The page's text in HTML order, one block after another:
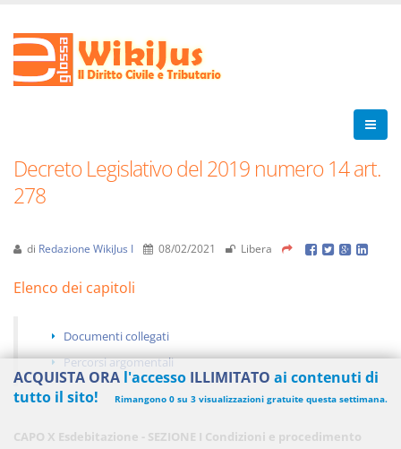
Decreto Legislativo del 2019 numero 14 art.
278
di Redazione WikiJus I 08/02/2021 Libera
Elenco dei capitoli
Documenti collegati
Percorsi argomentali
CAPO X Esdebitazione - SEZIONE I Condizioni e procedimento
ACQUISTA ORA l'accesso ILLIMITATO ai contenuti di
tutto il sito!
Rimangono 0 su 3 visualizzazioni gratuite questa settimana.